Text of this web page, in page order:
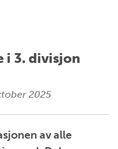
i 3. divisjon
2025
av alle